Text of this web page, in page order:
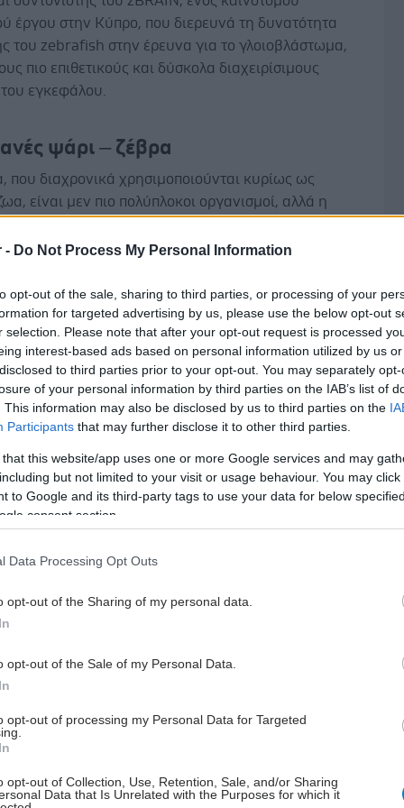
- Do Not Process My Personal Information
opt-out of the sale, sharing to third parties, or processing of your
for targeted advertising by us, please use the below opt-out
selection. Please note that after your opt-out request is processed
interest-based ads based on personal information utilized by us
to third parties prior to your opt-out. You may separately
of your personal information by third parties on the IAB’s list of
This information may also be disclosed by us to third parties on the
Participants that may further disclose it to other third parties.
that this website/app uses one or more Google services and may
but not limited to your visit or usage behaviour. You may
to Google and its third-party tags to use your data for below
consent section.
Data Processing Opt Outs
opt-out of the Sharing of my personal data.
opt-out of the Sale of my Personal Data.
opt-out of processing my Personal Data for Targeted
opt-out of Collection, Use, Retention, Sale, and/or Sharing
Data that Is Unrelated with the Purposes for which it
έργου στην Κύπρο, που διερευνά τη δυνατότητα
του zebrafish στην έρευνα για το γλοιοβλάστωμα,
πιο επιθετικούς και δύσκολα διαχειρίσιμους
εγκεφάλου.
ψάρι – ζέβρα
που διαχρονικά χρησιμοποιούνται κυρίως ως
είναι μεν πιο πολύπλοκοι οργανισμοί, αλλά η
έναν περιορισμένο αριθμό, ενώ δεν
όταν έχει καρκίνο, το βλέπει μόνο στην αρχή και
εξηγεί ο κ.Διέτης, προσθέτοντας: «Αυτές οι πρακτικές
δημιουργούν μετά πρόβλημα μετάφρασης στον
κλινική μελέτη συχνά δεν επιτυγχάνεται αυτό που
εργαστήριο».
συγκεντρώνει μια σειρά από πλεονεκτήματα, που το
Όπως αναφέρει ο επίκουρος καθηγητής:
70% ίδια γονίδια με τον άνθρωπο, καθώς και το
του είναι διαφανές στα αρχικά στάδια, έχοντας
με ένα απλό μικροσκόπιο, χωρίς επέμβαση, να
κυττάρων, πώς αντιδρούν με άλλα κύτταρα του
συστήματος, πώς κάνουν μεταστάσεις.
στα 2-3 εκατοστά, αλλά στην έρευνα χρησιμοποιείται
«εφηβείας», όταν έχει φτάσει σε μήκος μόλις 1
πειράματα, σε εκατοντάδες ψάρια, μέσα σε έναν